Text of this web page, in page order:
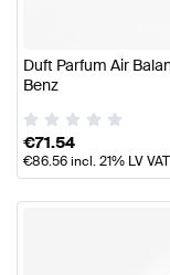
Duft Parfum Air
Benz
€71.54
€86.56incl. 21% LV VAT